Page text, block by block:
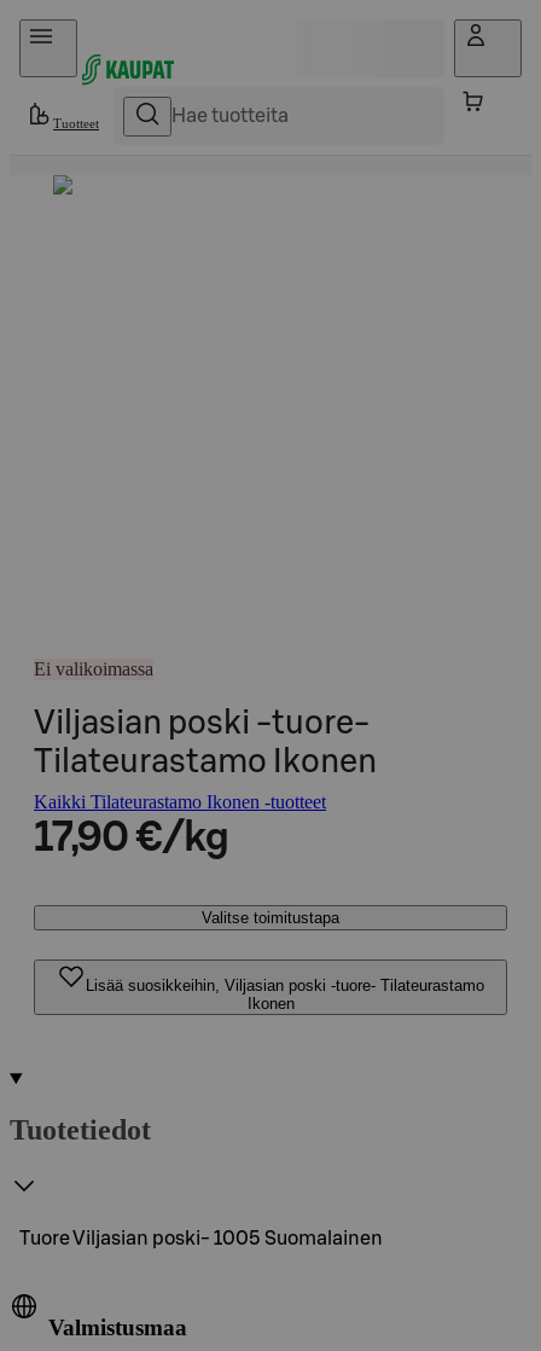
Hyppää sisältöön
Tuotteet
Ei valikoimassa
Viljasian poski -tuore-
Tilateurastamo Ikonen
Kaikki Tilateurastamo Ikonen -tuotteet
17,90 €/kg
Valitse toimitustapa
Lisää suosikkeihin, Viljasian poski -tuore- Tilateurastamo
Ikonen
Tuotetiedot
Tuore Viljasian poski- 1005 Suomalainen
Valmistusmaa